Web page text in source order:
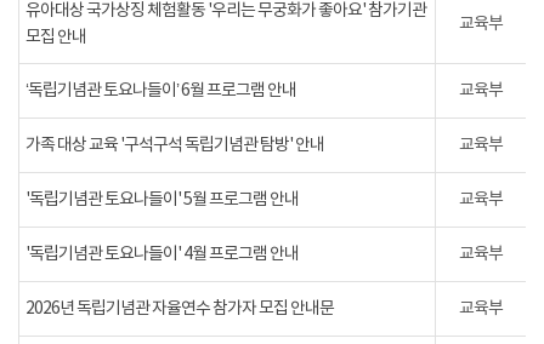
유아대상 국가상징 체험활동 '우리는 무궁화가 좋아요' 참가기관
모집 안내
교육부
‘독립기념관 토요나들이’ 6월 프로그램 안내 교육부
가족 대상 교육 '구석구석 독립기념관 탐방' 안내 교육부
'독립기념관 토요나들이' 5월 프로그램 안내 교육부
'독립기념관 토요나들이' 4월 프로그램 안내 교육부
2026년 독립기념관 자율연수 참가자 모집 안내문 교육부